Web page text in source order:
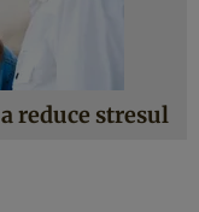
reduce stresul